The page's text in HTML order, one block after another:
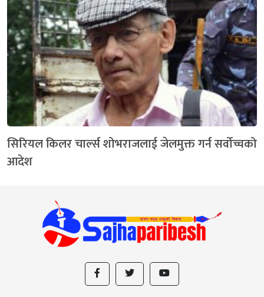
सिरियल किलर चार्ल्स शोभराजलाई जेलमुक्त गर्न सर्वोच्चको
आदेश